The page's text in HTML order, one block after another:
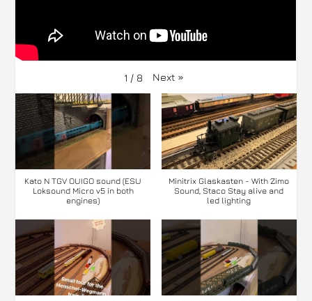
1 / 8 Next »
Kato N TGV OUIGO sound (ESU
Loksound Micro v5 in both
engines)
Minitrix Glaskasten - With Zimo
Sound, Staco Stay alive and
led lighting